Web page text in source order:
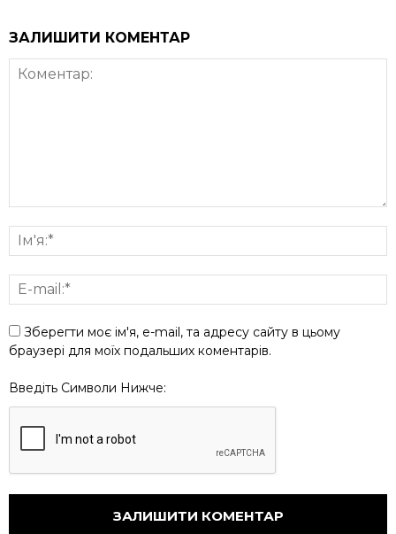
ЗАЛИШИТИ КОМЕНТАР
Зберегти моє ім'я, e-mail, та адресу сайту в цьому
браузері для моїх подальших коментарів.
Введіть Символи Нижче: